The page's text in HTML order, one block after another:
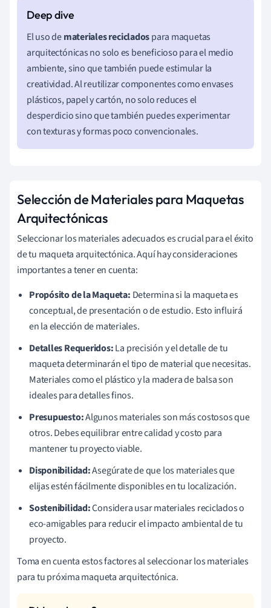
El uso demateriales recicladospara maquetas
arquitectónicas no solo es beneficioso para el medio
ambiente, sino que también puede estimular la
creatividad. Al reutilizar componentes como envases
plásticos, papel y cartón, no solo reduces el
desperdicio sino que también puedes experimentar
con texturas y formas poco convencionales.
Selección de Materiales para Maquetas
Arquitectónicas
Seleccionar los materiales adecuados es crucial para el éxito
de tu maqueta arquitectónica. Aquí hay consideraciones
importantes a tener en cuenta:
Propósito de la Maqueta: Determina si la maqueta es
conceptual, de presentación o de estudio. Esto influirá
en la elección de materiales.
Detalles Requeridos:La precisión y el detalle de tu
maqueta determinarán el tipo de material que necesitas.
Materiales como el plástico y la madera de balsa son
ideales para detalles finos.
Presupuesto:Algunos materiales son más costosos que
otros. Debes equilibrar entre calidad y costo para
mantener tu proyecto viable.
Disponibilidad:Asegúrate de que los materiales que
elijas estén fácilmente disponibles en tu localización.
Sostenibilidad:Considera usar materiales reciclados o
eco-amigables para reducir el impacto ambiental de tu
proyecto.
Toma en cuenta estos factores al seleccionar los materiales
para tu próxima maqueta arquitectónica.